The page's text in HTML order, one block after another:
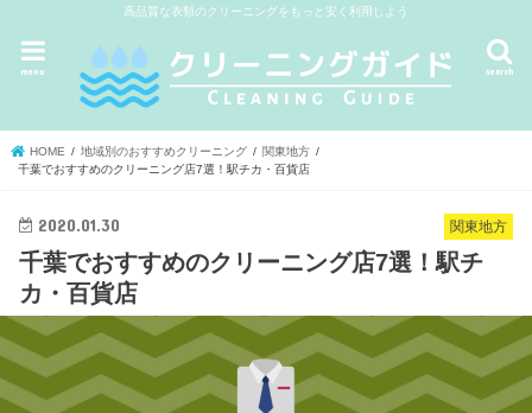
高品質な衣類のクリーニングをもっと安く利用しよう
search
menu
HOME 地域別のおすすめクリーニング
関東地方
千葉でおすすめのクリーニング店7選！駅チカ・百貨店
関東地方
2020.01.30
千葉でおすすめのクリーニング店7選！駅チ
カ・百貨店